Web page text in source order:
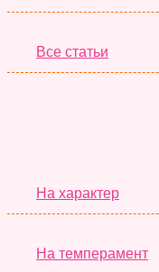
Все статьи
На характер
На темперамент